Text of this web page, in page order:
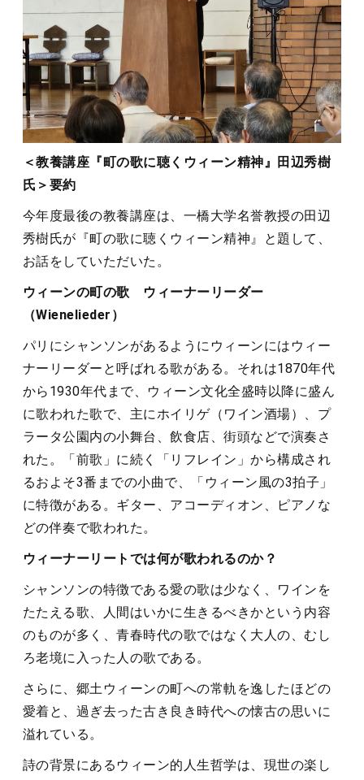
＜教養講座『町の歌に聴くウィーン精神』田辺秀樹
氏＞要約
今年度最後の教養講座は、一橋大学名誉教授の田辺
秀樹氏が『町の歌に聴くウィーン精神』と題して、
お話をしていただいた。
ウィーンの町の歌 ウィーナーリーダー
（Wienelieder）
パリにシャンソンがあるようにウィーンにはウィー
ナーリーダーと呼ばれる歌がある。それは1870年代
から1930年代まで、ウィーン文化全盛時以降に盛ん
に歌われた歌で、主にホイリゲ（ワイン酒場）、プ
ラータ公園内の小舞台、飲食店、街頭などで演奏さ
れた。「前歌」に続く「リフレイン」から構成され
るおよそ3番までの小曲で、「ウィーン風の3拍子」
に特徴がある。ギター、アコーディオン、ピアノな
どの伴奏で歌われた。
ウィーナーリートでは何が歌われるのか？
シャンソンの特徴である愛の歌は少なく、ワインを
たたえる歌、人間はいかに生きるべきかという内容
のものが多く、青春時代の歌ではなく大人の、むし
ろ老境に入った人の歌である。
さらに、郷土ウィーンの町への常軌を逸したほどの
愛着と、過ぎ去った古き良き時代への懐古の思いに
溢れている。
詩の背景にあるウィーン的人生哲学は、現世の楽し